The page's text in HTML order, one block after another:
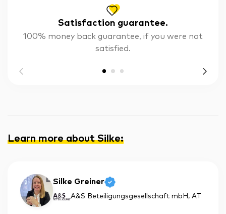
Satisfaction guarantee.
100% money back guarantee, if you were not
satisfied.
Learn more about Silke:
Silke Greiner
A&S Beteiligungsgesellschaft mbH , AT